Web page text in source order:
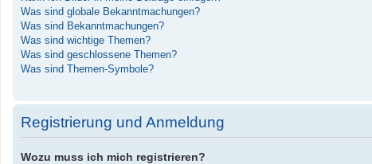
Was sind globale Bekanntmachungen?
Was sind Bekanntmachungen?
Was sind wichtige Themen?
Was sind geschlossene Themen?
Was sind Themen-Symbole?
Registrierung und Anmeldung
Wozu muss ich mich registrieren?